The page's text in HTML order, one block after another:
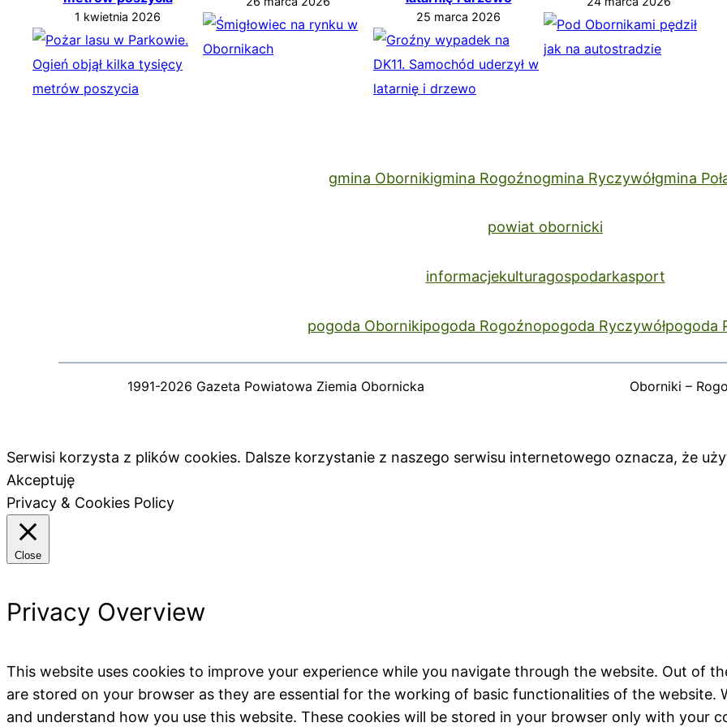
1 kwietnia 2026 25 marca 2026
gmina Obornikigmina Rogoźnogmina Ryczywółgmina
powiat obornicki
informacjekulturagospodarkasport
pogoda Obornikipogoda Rogoźnopogoda Ryczywółpogoda
1991-2026 Gazeta Powiatowa Ziemia Obornicka Oborniki –
Serwisi korzysta z plików cookies. Dalsze korzystanie z naszego serwisu internetowego oznacza, że
Akceptuję
Privacy & Cookies Policy
Close
Privacy Overview
This website uses cookies to improve your experience while you navigate through the website. Out of
are stored on your browser as they are essential for the working of basic functionalities of the website.
and understand how you use this website. These cookies will be stored in your browser only with your